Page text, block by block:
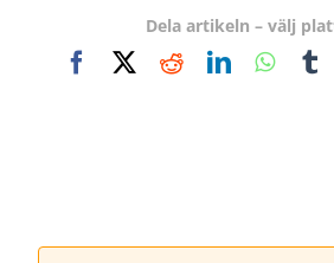
Dela artikeln – välj
FacebookRedditLinkedIn